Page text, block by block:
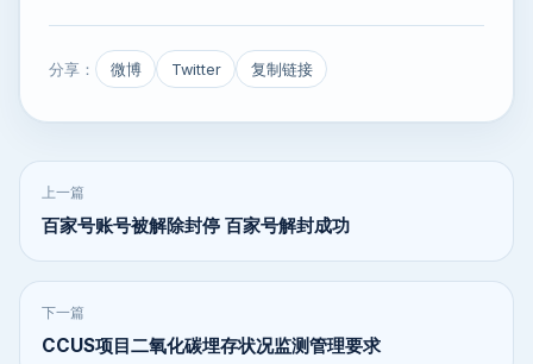
分享： 微博 Twitter 复制链接
上一篇
百家号账号被解除封停 百家号解封成功
下一篇
CCUS项目二氧化碳埋存状况监测管理要求